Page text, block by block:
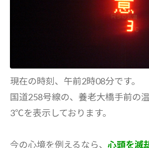
現在の時刻、午前2時08分です。
国道258号線の、養老大橋手前の
3℃を表示しております。
今の心境を例えるなら、 心頭を滅